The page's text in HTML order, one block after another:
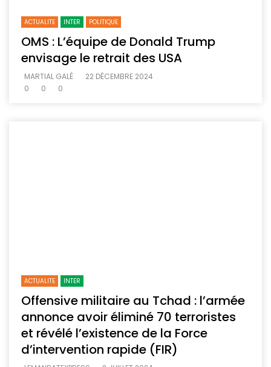
ACTUALITE INTER POLITIQUE
OMS : L’équipe de Donald Trump
envisage le retrait des USA
MARTIAL GALÉ
22 DÉCEMBRE 2024
0
0 0
ACTUALITE INTER
Offensive militaire au Tchad : l’armée
annonce avoir éliminé 70 terroristes
et révélé l’existence de la Force
d’intervention rapide (FIR)